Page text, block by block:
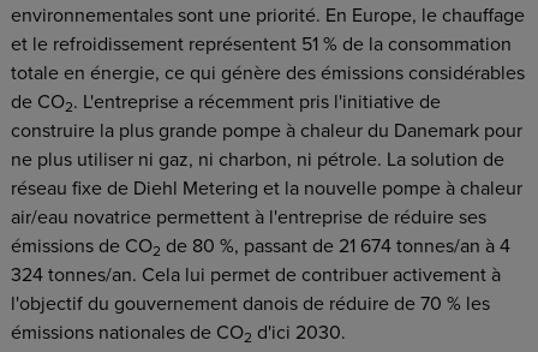
environnementales sont une priorité. En Europe, le chauffage
et le refroidissement représentent 51 % de la consommation
totale en énergie, ce qui génère des émissions considérables
de CO2. L'entreprise a récemment pris l'initiative de
construire la plus grande pompe à chaleur du Danemark pour
ne plus utiliser ni gaz, ni charbon, ni pétrole. La solution de
réseau fixe de Diehl Metering et la nouvelle pompe à chaleur
air/eau novatrice permettent à l'entreprise de réduire ses
émissions de CO2 de 80 %, passant de 21 674 tonnes/an à 4
324 tonnes/an. Cela lui permet de contribuer activement à
l'objectif du gouvernement danois de réduire de 70 % les
émissions nationales de CO2 d'ici 2030.